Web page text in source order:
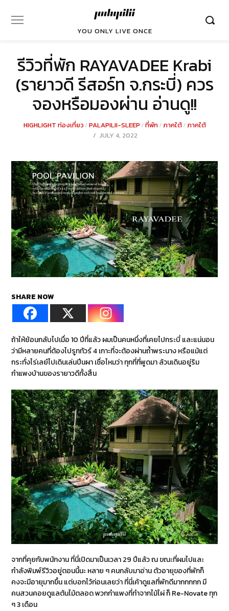
YOU ONLY LIVE ONCE
รีวิวที่พัก RAYAVADEE Krabi
(รายาวดี รีสอร์ท จ.กระบี่) ควร
จองหรือมองผ่าน อ่านดู!!
HIGHLIGHT ท่องเที่ยว /PALAPILII-SLEEP /ที่พัก/ภาคใต้/ภาคใต้
POSTED
JULY 4, 2022
SHARE NOW
ถ้าให้ย้อนกลับไปเมื่อ 10 ปีที่แล้ว ผมเป็นคนหนึ่งที่เคยไปกระบี่ และแน่นอน
ว่ามีหลายคนที่ต้องไปรูททัวร์ 4 เกาะที่จะต้องผ่านถ้ำพระนาง หรือแม้แต่
กระทั่งไร่เลย์ไปเดินเล่นปีนผา เชื่อไหมว่า ทุกที่ที่พูดมา ล้วนเดินอยู่ริม
กำแพงบ้านของรายาวดีทั้งสิ้น
จากที่คุยกับพนักงาน ที่นี่เปิดมาเป็นเวลา 29 ปีแล้ว ณ ขณะที่ผมไปและ
กำลังพิมพ์รีวิวอยู่ตอนนี้นะ หลาย ๆ คนกลับมาอ่าน ตัวอายุของที่พักก็
คงจะมีอายุมากขึ้น แต่บอกไว้ก่อนเลยว่า ที่นี่เค้าดูแลที่พักดีมากกกกก มี
คนสวนคอยดูแลต้นไม้ตลอด พวกกำแพงที่ทำจากไม้ไผ่ ก็ Re-Novate ทุก
ๆ 3 เดือน